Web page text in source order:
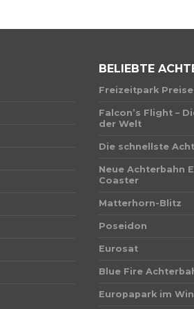
BELIEBTE
Freizeitpark
Falcon’s Flight –
der Welt
Die schnellste
Neue Achterbahn
Coaster
Matterhorn-Blitz
Poseidon
Eurosat
Blue Fire
Europapark im